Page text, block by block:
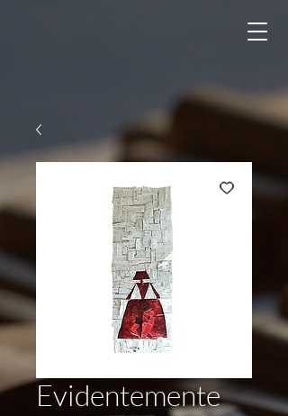
Evidentemente